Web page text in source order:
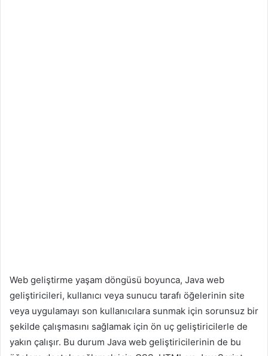
Web geliştirme yaşam döngüsü boyunca, Java web
geliştiricileri, kullanıcı veya sunucu tarafı öğelerinin site
veya uygulamayı son kullanıcılara sunmak için sorunsuz bir
şekilde çalışmasını sağlamak için ön uç geliştiricilerle de
yakın çalışır. Bu durum Java web geliştiricilerinin de bu